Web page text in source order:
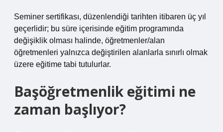
Seminer sertifikası, düzenlendiği tarihten itibaren üç yıl
geçerlidir; bu süre içerisinde eğitim programında
değişiklik olması halinde, öğretmenler/alan
öğretmenleri yalnızca değiştirilen alanlarla sınırlı olmak
üzere eğitime tabi tutulurlar.
Başöğretmenlik eğitimi ne
zaman başlıyor?